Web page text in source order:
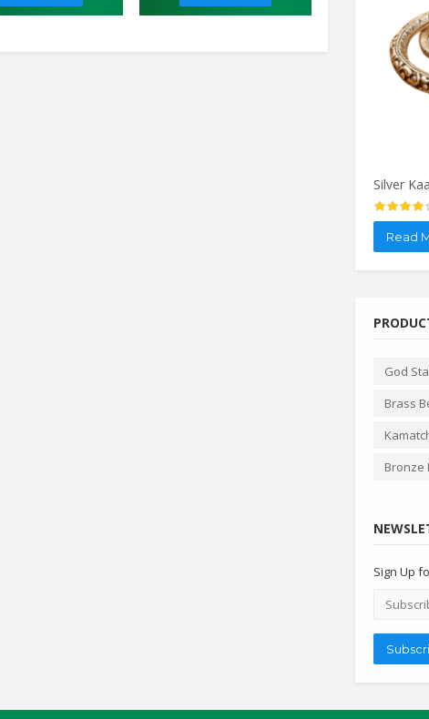
Silver
Read
God
Brass
Bronze
Sign Up
Email
address